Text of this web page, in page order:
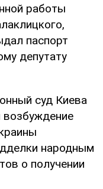
работы
паспорт
депутату
суд Киева
возбуждение
народным
о получении